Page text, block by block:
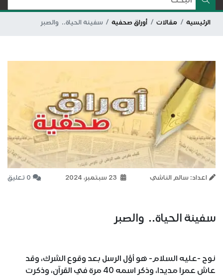
الرئيسية مقالات أوراق صحفية سفينة الحياة.. والصبر
اعداد: سالم الناشي 0 تعليق
سفينة الحياة.. والصبر
نوح -عليه السلام- هو أوَّل الرسل بعد وقوع الشرك، وقد
عاش عمرا مديدا، وذكر اسمه 40 مرة في القرآن، وذكرت